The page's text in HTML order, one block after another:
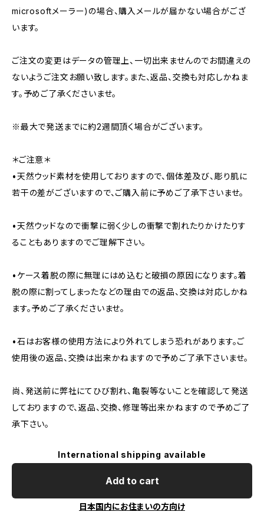
microsoftメーラー)の場合、購入メールが届かない場合がござ
います。
ご注文の変更はデータの管理上、一切出来ませんのでお間違えの
ないようご注文お願い致します。また、返品、交換も対応しかねま
す。予めご了承くださいませ。
※最大で発送までに約2週間頂く場合がございます。
＊ご注意＊
•天然ウッド素材を使用しておりますので、個体差及び、彫り肌に
若干の差がございますので、ご購入前に予めご了承下さいませ。
•天然ウッドなので衝撃に弱く少しの衝撃で割れたりかけたりす
ることもありますのでご理解下さい。
•ケース着脱の際に無理にはめ込むと破損の原因になります。着
脱の際に割ってしまったなどの理由での返品、交換は対応しかね
ます。予めご了承くださいませ。
•石はお客様の使用方法により外れてしまう恐れがあります。ご
使用後の返品、交換は出来かねますので予めご了承下さいませ。
尚、発送前に弊社にてひび割れ、亀裂等ないことを確認して発送
しておりますので、返品、交換、修理等出来かねますので予めご了
承下さい。
International shipping available
Add to cart
日本国内にお住まいの方向け